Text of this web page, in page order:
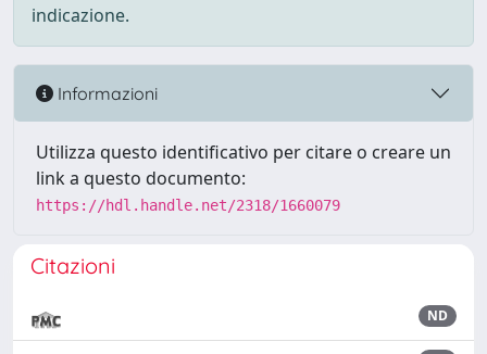
indicazione.
Informazioni
Utilizza questo identificativo per citare o creare un
link a questo documento:
https://hdl.handle.net/2318/1660079
Citazioni
ND